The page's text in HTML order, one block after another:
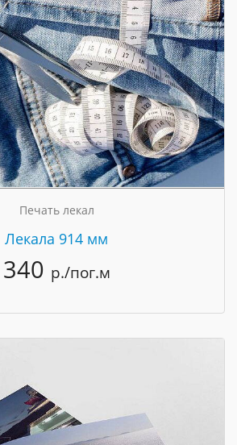
Печать лекал
Лекала 914 мм
340 р./пог.м